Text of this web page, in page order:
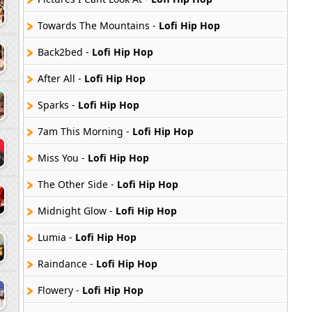
Towards The Mountains - Lofi Hip Hop
Back2bed - Lofi Hip Hop
After All - Lofi Hip Hop
Sparks - Lofi Hip Hop
7am This Morning - Lofi Hip Hop
Miss You - Lofi Hip Hop
The Other Side - Lofi Hip Hop
Midnight Glow - Lofi Hip Hop
Lumia - Lofi Hip Hop
Raindance - Lofi Hip Hop
Flowery - Lofi Hip Hop